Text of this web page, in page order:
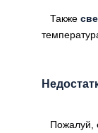
Также
Пожалуй,